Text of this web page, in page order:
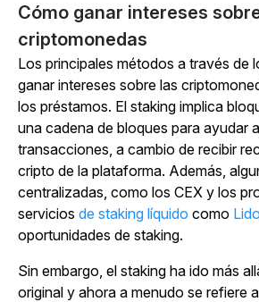
Cómo ganar intereses
criptomonedas
Los principales métodos a través de
ganar intereses sobre las
los préstamos. El staking implica
una cadena de bloques para ayudar
transacciones, a cambio de recibir
cripto de la plataforma. Además,
centralizadas, como los CEX y los
servicios de staking líquido como Lido
oportunidades de staking.
Sin embargo, el staking ha ido más
original y ahora a menudo se refiere